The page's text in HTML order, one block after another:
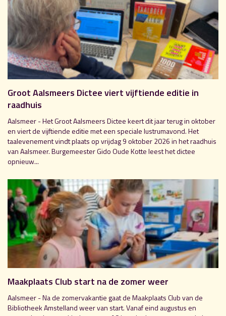
Groot Aalsmeers Dictee viert vijftiende editie in
raadhuis
Aalsmeer - Het Groot Aalsmeers Dictee keert dit jaar terug in oktober
en viert de vijftiende editie met een speciale lustrumavond. Het
taalevenement vindt plaats op vrijdag 9 oktober 2026 in het raadhuis
van Aalsmeer. Burgemeester Gido Oude Kotte leest het dictee
opnieuw...
Maakplaats Club start na de zomer weer
Aalsmeer - Na de zomervakantie gaat de Maakplaats Club van de
Bibliotheek Amstelland weer van start. Vanaf eind augustus en